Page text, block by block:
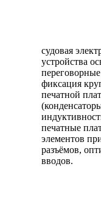
судовая
устройства
фиксация
печатной
печатные
элементов
разъёмов,
вводов.